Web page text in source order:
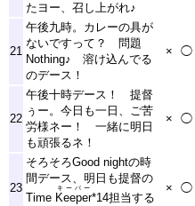
たヨー、召し上がれ♪
21
午後九時。カレーの具が
ないですって？ 問題
Nothing♪ 溶け込んでる
のデース！
× ◯
22
午後十時デース！ 提督
ぅー。今日も一日、ご苦
労様ネー！ 一緒に明日
も頑張るネ！
× ◯
23
そろそろGood nightの時
間デース、明日も提督の
Time Keeper
キーパー
*14担当する
× ◯